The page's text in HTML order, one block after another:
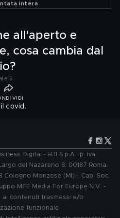
intera
all'aperto e
cosa cambia dal
5
covid.
Digital - RTI S.p.A.: p. iva
del Nazareno 8, 00187 Roma.
Cologno Monzese (MI) - Cap. Soc.
MFE Media For Europe N.V. -
ai contenuti trasmessi e/o
funzionale